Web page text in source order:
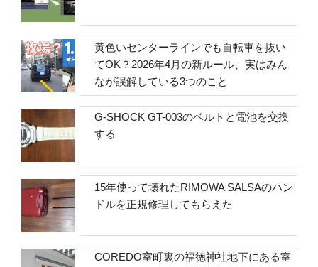
黄色いセンターラインでも自転車を抜い
てOK？2026年4月の新ルール、実はみん
なが誤解している3つのこと
G-SHOCK GT-003のベルトと電池を交換
する
15年使って壊れたRIMOWA SALSAのハン
ドルを正規修理してもらえた
COREDO室町裏の福徳神社地下にある室